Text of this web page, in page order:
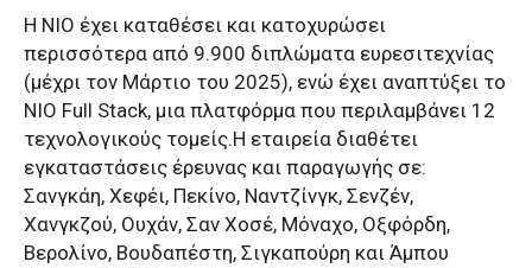
Η NIO έχει καταθέσει και κατοχυρώσει
περισσότερα από 9.900 διπλώματα ευρεσιτεχνίας
(μέχρι τον Μάρτιο του 2025), ενώ έχει αναπτύξει το
NIO Full Stack, μια πλατφόρμα που περιλαμβάνει 12
τεχνολογικούς τομείς.Η εταιρεία διαθέτει
εγκαταστάσεις έρευνας και παραγωγής σε:
Σανγκάη, Χεφέι, Πεκίνο, Ναντζίνγκ, Σενζέν,
Χανγκζού, Ουχάν, Σαν Χοσέ, Μόναχο, Οξφόρδη,
Βερολίνο, Βουδαπέστη, Σιγκαπούρη και Άμπου